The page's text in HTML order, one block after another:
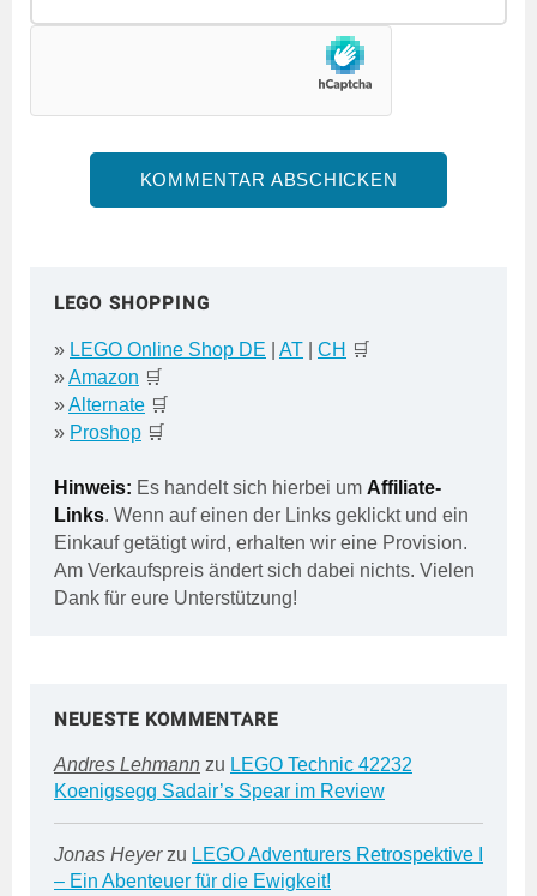
LEGO SHOPPING
» LEGO Online Shop DE AT CH 🛒
»Amazon 🛒
»Alternate 🛒
» Proshop 🛒
Hinweis: Es handelt sich hierbei um Affiliate-
Links. Wenn auf einen der Links geklickt und ein
Einkauf getätigt wird, erhalten wir eine Provision.
Am Verkaufspreis ändert sich dabei nichts. Vielen
Dank für eure Unterstützung!
NEUESTE KOMMENTARE
Andres Lehmann zu LEGO Technic 42232
Koenigsegg Sadair’s Spear im Review
Jonas Heyerzu LEGO Adventurers Retrospektive I
– Ein Abenteuer für die Ewigkeit!